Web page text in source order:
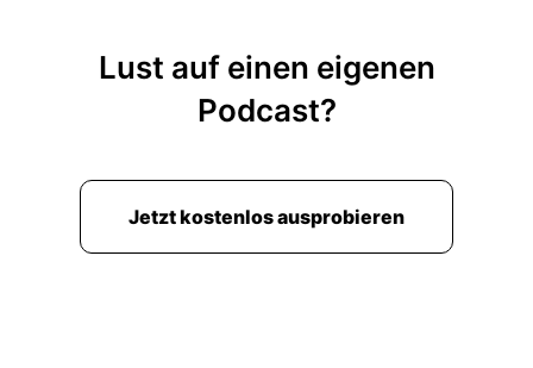
Lust auf einen eigenen
Podcast?
Jetzt kostenlos ausprobieren